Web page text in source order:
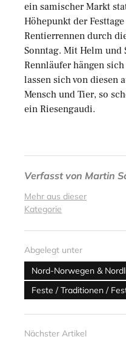
ein samischer Markt
Höhepunkt der
Rentierrennen durch
Sonntag. Mit Helm und
Rennläufer hängen
lassen sich von diesen
Mensch und Tier, so
ein Riesengaudi.
Verfasst von Martin
Mehr aus dieser
Kategorie
Abgelegt unter
Nord-Norwegen &
Feste / Traditionen /
Nächster Artikel